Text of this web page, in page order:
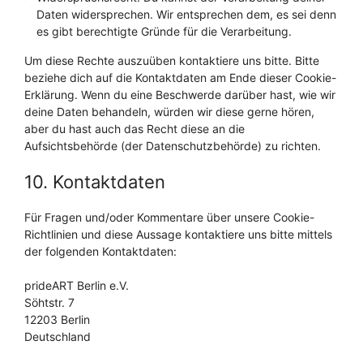
Daten widersprechen. Wir entsprechen dem, es sei denn
es gibt berechtigte Gründe für die Verarbeitung.
Um diese Rechte auszuüben kontaktiere uns bitte. Bitte
beziehe dich auf die Kontaktdaten am Ende dieser Cookie-
Erklärung. Wenn du eine Beschwerde darüber hast, wie wir
deine Daten behandeln, würden wir diese gerne hören,
aber du hast auch das Recht diese an die
Aufsichtsbehörde (der Datenschutzbehörde) zu richten.
10. Kontaktdaten
Für Fragen und/oder Kommentare über unsere Cookie-
Richtlinien und diese Aussage kontaktiere uns bitte mittels
der folgenden Kontaktdaten:
prideART Berlin e.V.
Söhtstr. 7
12203 Berlin
Deutschland